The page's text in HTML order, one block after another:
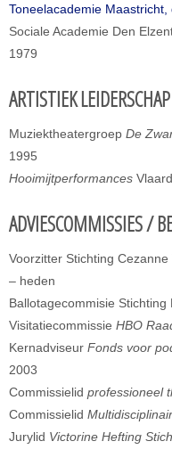
Toneelacademie
Sociale Academie Den
1979
ARTISTIEK LEIDERSCHAP
Muziektheatergroep De
1995
Hooimijtperformances
ADVIESCOMMISSIES /
Voorzitter Stichting
– heden
Ballotagecommisie Stichting
Visitatiecommissie HBO
Kernadviseur Fonds voor
2003
Commissielid professioneel
Commissielid
Jurylid Victorine Hefting